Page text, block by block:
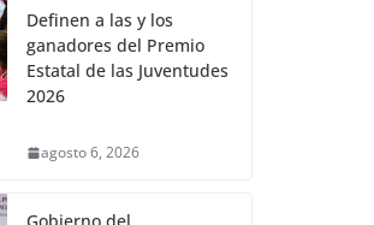
Definen a las y los
ganadores del Premio
Estatal de las Juventudes
2026
agosto 6, 2026